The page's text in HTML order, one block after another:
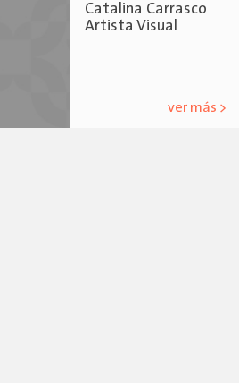
Catalina Carrasco
Artista Visual
ver más >